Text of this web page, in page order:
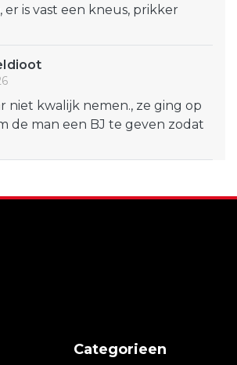
er is vast een kneus, prikker
niet kwalijk nemen., ze ging op
de man een BJ te geven zodat
Categorieen